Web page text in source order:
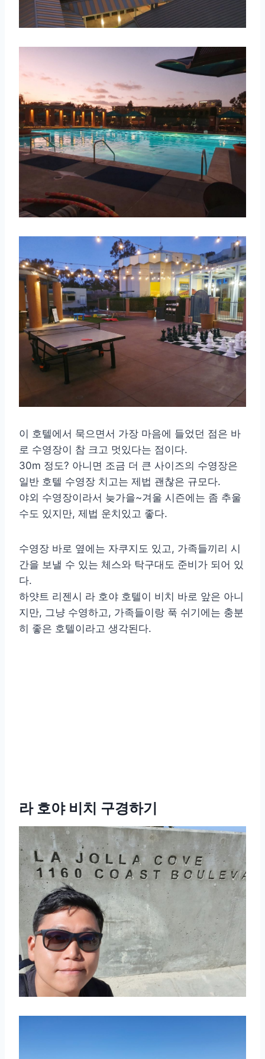
이 호텔에서 묵으면서 가장 마음에 들었던 점은 바
로 수영장이 참 크고 멋있다는 점이다.
30m 정도? 아니면 조금 더 큰 사이즈의 수영장은
일반 호텔 수영장 치고는 제법 괜찮은 규모다.
야외 수영장이라서 늦가을~겨울 시즌에는 좀 추울
수도 있지만, 제법 운치있고 좋다.
수영장 바로 옆에는 자쿠지도 있고, 가족들끼리 시
간을 보낼 수 있는 체스와 탁구대도 준비가 되어 있
다.
하얏트 리젠시 라 호야 호텔이 비치 바로 앞은 아니
지만, 그냥 수영하고, 가족들이랑 푹 쉬기에는 충분
히 좋은 호텔이라고 생각된다.
라 호야 비치 구경하기